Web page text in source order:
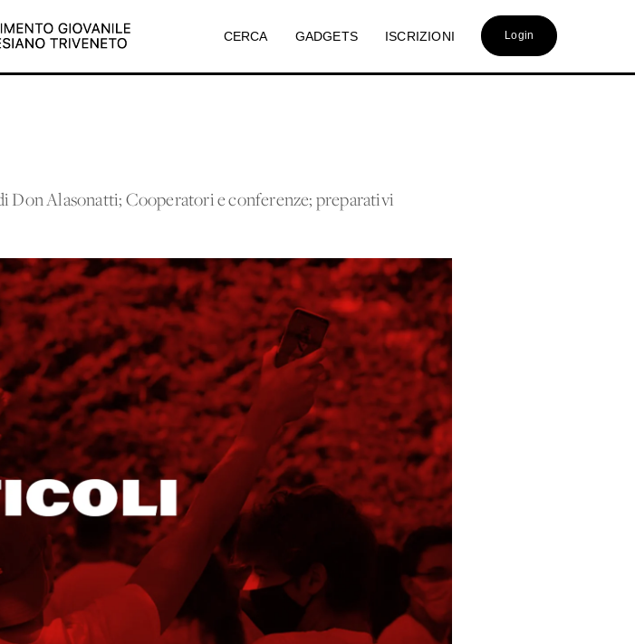
CERCA GADGETS ISCRIZIONI Login
Don Alasonatti; Cooperatori e conferenze; preparativi